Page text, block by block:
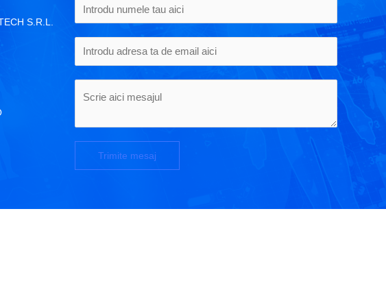
S.R.L.
Trimite mesaj